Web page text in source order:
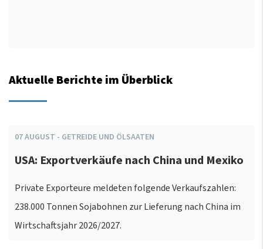
Aktuelle Berichte im Überblick
07AUGUST - GETREIDE UND ÖLSAATEN
USA: Exportverkäufe nach China und Mexiko
Private Exporteure meldeten folgende Verkaufszahlen:
238.000 Tonnen Sojabohnen zur Lieferung nach China im
Wirtschaftsjahr 2026/2027.